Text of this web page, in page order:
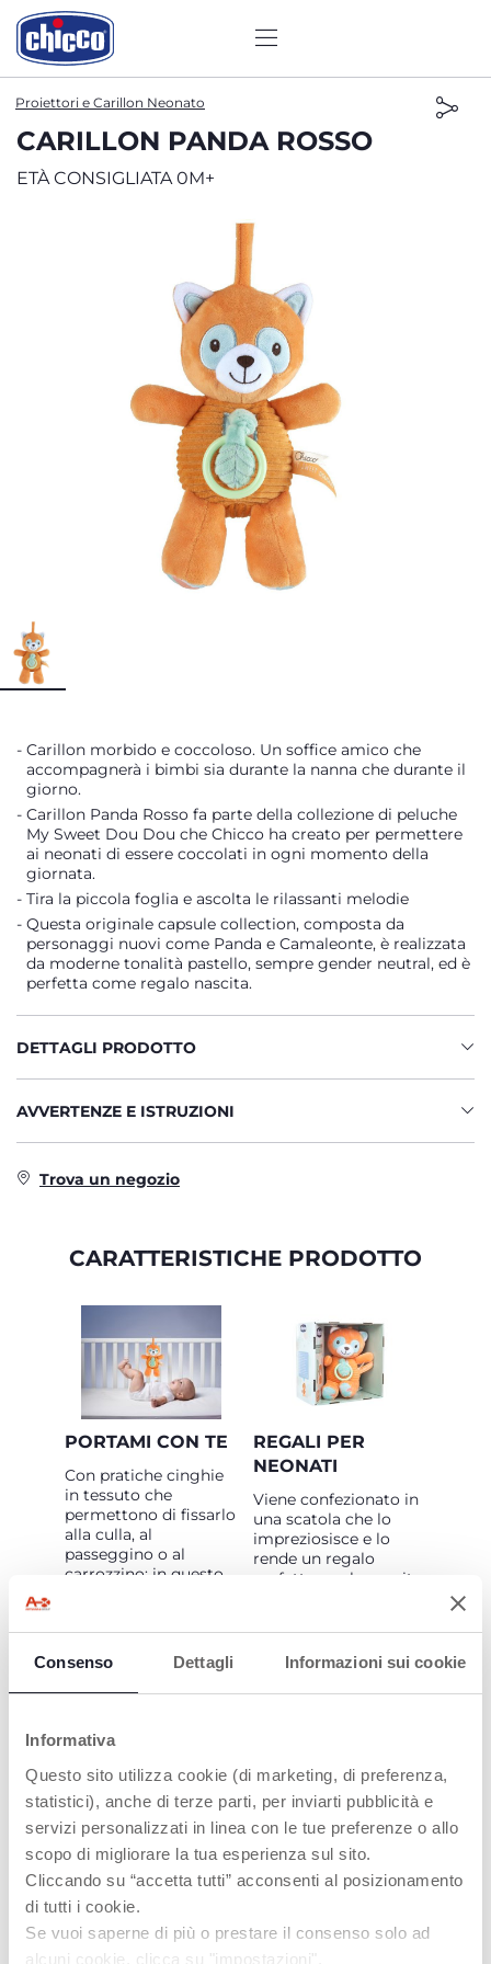
Consenso Dettagli Informazioni sui cookie
Informativa
Questo sito utilizza cookie (di marketing, di preferenza,
statistici), anche di terze parti, per inviarti pubblicità e
servizi personalizzati in linea con le tue preferenze o allo
scopo di migliorare la tua esperienza sul sito.
Cliccando su “accetta tutti” acconsenti al posizionamento
di tutti i cookie.
Se vuoi saperne di più o prestare il consenso solo ad
alcuni cookie, clicca su "impostazioni".
Proiettori e Carillon Neonato
CARILLON PANDA ROSSO
ETÀ CONSIGLIATA 0M+
Carillon morbido e coccoloso. Un soffice amico che
accompagnerà i bimbi sia durante la nanna che durante il
giorno.
Carillon Panda Rosso fa parte della collezione di peluche
My Sweet Dou Dou che Chicco ha creato per permettere
ai neonati di essere coccolati in ogni momento della
giornata.
Tira la piccola foglia e ascolta le rilassanti melodie
Questa originale capsule collection, composta da
personaggi nuovi come Panda e Camaleonte, è realizzata
da moderne tonalità pastello, sempre gender neutral, ed è
perfetta come regalo nascita.
DETTAGLI PRODOTTO
AVVERTENZE E ISTRUZIONI
Trova un negozio
CARATTERISTICHE PRODOTTO
PORTAMI CON TE
Con pratiche cinghie
in tessuto che
permettono di fissarlo
alla culla, al
passeggino o al
carrozzino: in questo
melodia del carillon
sia durante la nanna
che durante il giorno
REGALI PER
NEONATI
Viene confezionato in
una scatola che lo
impreziosisce e lo
rende un regalo
perfetto per la nascita
PRODOTTI CHE POTREBBERO
INTERESSARTI